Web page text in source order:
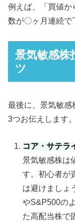
例えば、「買値か
数が〇ヶ月連続で
景気敏感株
ツ
最後に、景気敏感
3つお伝えします。
コア・サテラ
景気敏感株は
す。初心者が
は避けましょ
やS&P500の
た高配当株で